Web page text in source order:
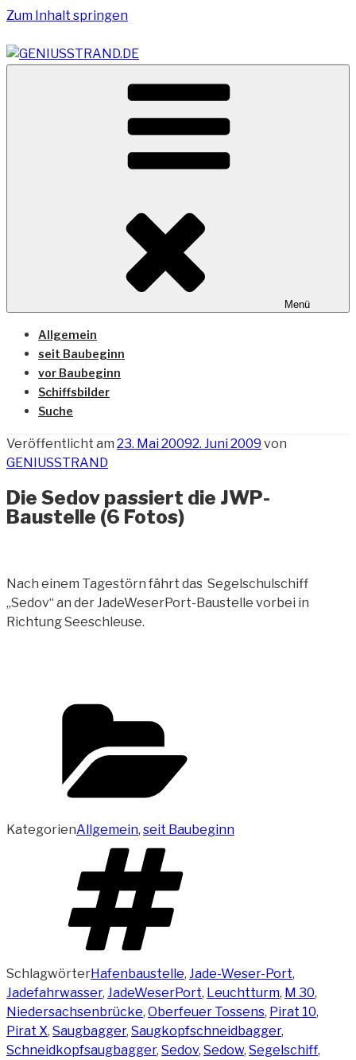
Zum Inhalt springen
GENIUSSTRAND.DE
Vom Geniusstrand zum JadeWeserPort/Container
Terminal Wilhelmshaven
Menü
Allgemein
seit Baubeginn
vor Baubeginn
Schiffsbilder
Suche
Veröffentlicht am 23. Mai 20092. Juni 2009 von
GENIUSSTRAND
Die Sedov passiert die JWP-
Baustelle (6 Fotos)
Nach einem Tagestörn fährt das Segelschulschiff
„Sedov“ an der JadeWeserPort-Baustelle vorbei in
Richtung Seeschleuse.
KategorienAllgemein, seit Baubeginn
SchlagwörterHafenbaustelle, Jade-Weser-Port,
Jadefahrwasser, JadeWeserPort, Leuchtturm, M 30,
Niedersachsenbrücke, Oberfeuer Tossens, Pirat 10,
Pirat X, Saugbagger, Saugkopfschneidbagger,
Schneidkopfsaugbagger, Sedov, Sedow, Segelschiff,